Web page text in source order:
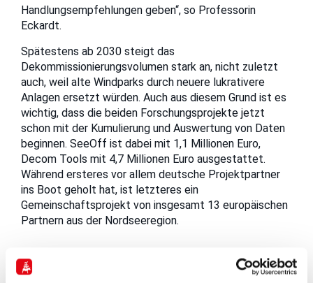
Handlungsempfehlungen geben“, so Professorin
Eckardt.
Spätestens ab 2030 steigt das
Dekommissionierungsvolumen stark an, nicht zuletzt
auch, weil alte Windparks durch neuere lukrativere
Anlagen ersetzt würden. Auch aus diesem Grund ist es
wichtig, dass die beiden Forschungsprojekte jetzt
schon mit der Kumulierung und Auswertung von Daten
beginnen. SeeOff ist dabei mit 1,1 Millionen Euro,
Decom Tools mit 4,7 Millionen Euro ausgestattet.
Während ersteres vor allem deutsche Projektpartner
ins Boot geholt hat, ist letzteres ein
Gemeinschaftsprojekt von insgesamt 13 europäischen
Partnern aus der Nordseeregion.